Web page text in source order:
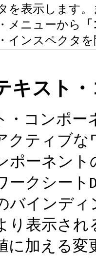
を表示します
メニューから
インスペクタ
キスト
・コンポー
クティブ
ポーネン
ークシート
バインデ
り表示さ
に加える